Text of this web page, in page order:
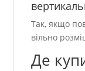
Так, якщо
вільно
Де